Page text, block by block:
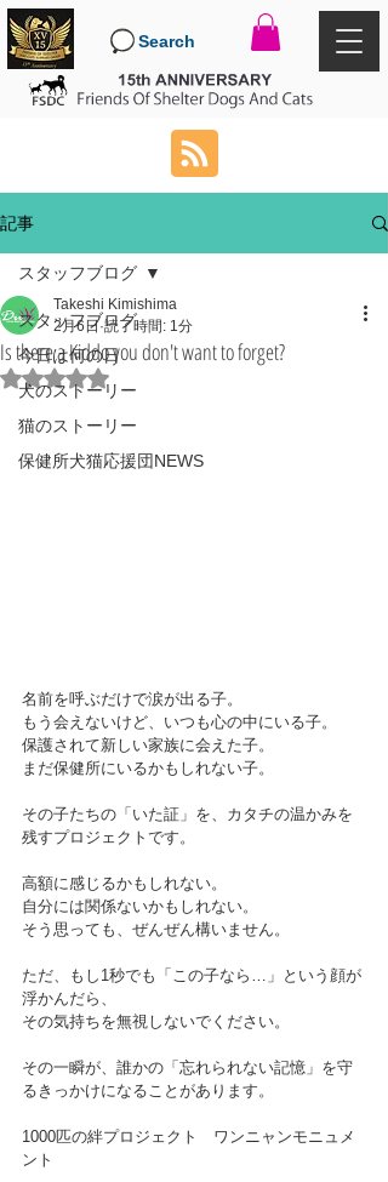
Search
記事
スタッフブログ
今日は何の日
犬のストーリー
猫のストーリー
保健所犬猫応援団NEWS
スタッフブログ
Is there a Kiddo you don't want to forget?
Takeshi Kimishima
2月6日 読了時間: 1分
5つ星のうちNaNと評価されています。
名前を呼ぶだけで涙が出る子。
もう会えないけど、いつも心の中にいる子。
保護されて新しい家族に会えた子。
まだ保健所にいるかもしれない子。
その子たちの「いた証」を、カタチの温かみを
残すプロジェクトです。
高額に感じるかもしれない。
自分には関係ないかもしれない。
そう思っても、ぜんぜん構いません。
ただ、もし1秒でも「この子なら…」という顔が
浮かんだら、
その気持ちを無視しないでください。
その一瞬が、誰かの「忘れられない記憶」を守
るきっかけになることがあります。
1000匹の絆プロジェクト　ワンニャンモニュメ
ント